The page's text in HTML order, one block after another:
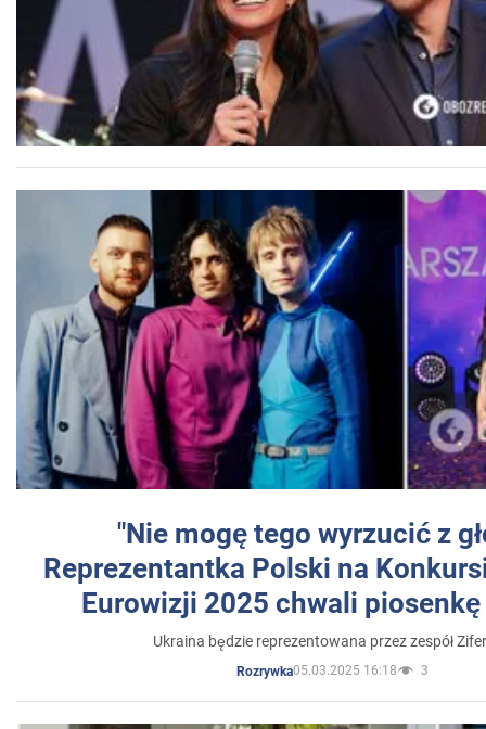
"Nie mogę tego wyrzucić z
Reprezentantka Polski na
Eurowizji 2025 chwali
Ukraina będzie reprezentowana przez zespół
Rozrywka05.03.2025 16:18 3